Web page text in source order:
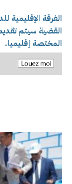
الفرقة الإقليمية
القضية سيتم
المختصة إقليميا.